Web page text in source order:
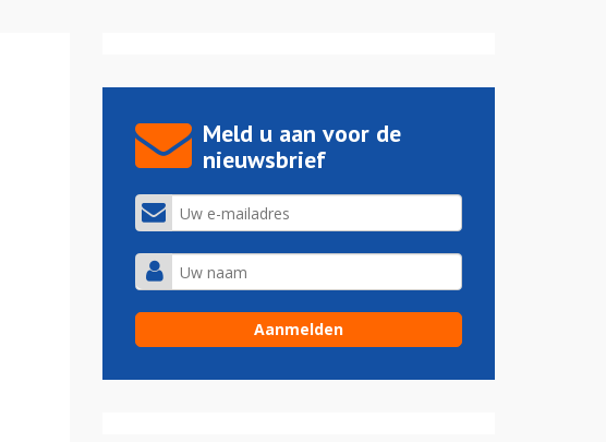
Meld u aan voor de
nieuwsbrief